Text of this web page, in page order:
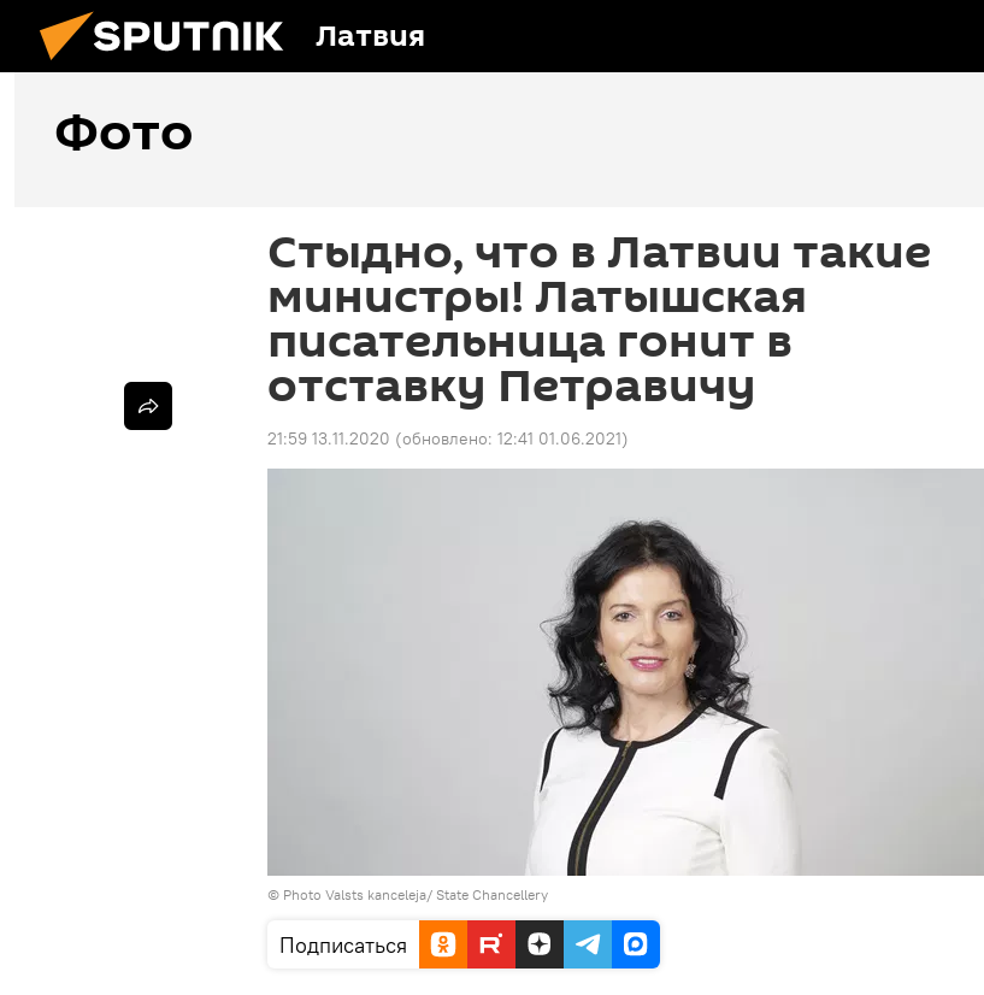
Латвия
Фото
Стыдно, что в Латвии такие
министры! Латышская
писательница гонит в
отставку Петравичу
21:59 13.11.2020 (обновлено: 12:41 01.06.2021)
© Photo Valsts kanceleja/ State Chancellery
Подписаться